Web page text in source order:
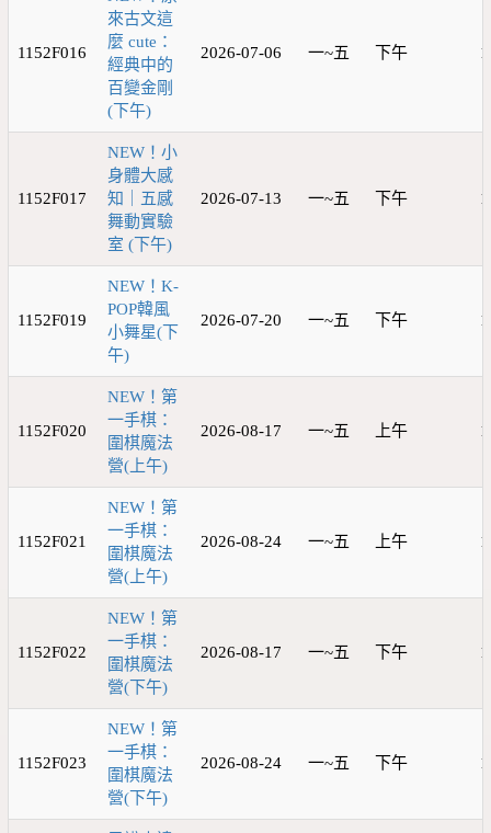
1152F016
來古文這
麼 cute：
經典中的
百變金剛
(下午)
2026-07-06 一~五 下午
1152F017
NEW！小
身體大感
知｜五感
舞動實驗
室 (下午)
2026-07-13 一~五 下午
1152F019
NEW！K-
POP韓風
小舞星(下
午)
2026-07-20 一~五 下午
1152F020
NEW！第
一手棋：
圍棋魔法
營(上午)
2026-08-17 一~五 上午
1152F021
NEW！第
一手棋：
圍棋魔法
營(上午)
2026-08-24 一~五 上午
1152F022
NEW！第
一手棋：
圍棋魔法
營(下午)
2026-08-17 一~五 下午
1152F023
NEW！第
一手棋：
圍棋魔法
營(下午)
2026-08-24 一~五 下午